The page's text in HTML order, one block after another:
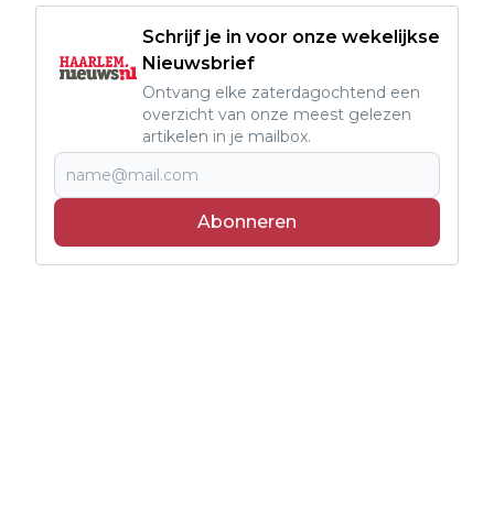
Schrijf je in voor onze wekelijkse
Nieuwsbrief
Ontvang elke zaterdagochtend een
overzicht van onze meest gelezen
artikelen in je mailbox.
Abonneren